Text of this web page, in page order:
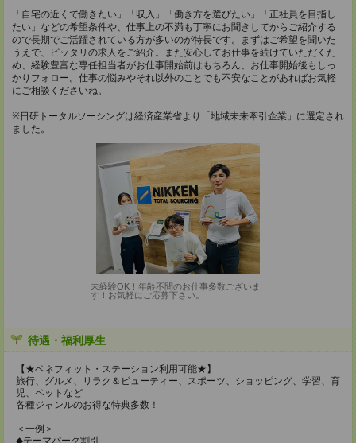
「自宅の近くで働きたい」「収入」「働き方を選びたい」「正社員を目指し
たい」などの希望条件や、仕事上の不満も丁寧にお聞きしてからご紹介する
ので長期でご活躍されている方が多いのが特長です。まずはご希望を聞いた
うえで、ピッタリの求人をご紹介。また安心してお仕事を続けていただくた
め、経験豊富な専任担当者がお仕事開始前はもちろん、お仕事開始後もしっ
かりフォロー。仕事の悩みやそれ以外のことでも不安なことがあればお気軽
にご相談くださいね。
※日研トータルソーシングは経済産業省より「地域未来牽引企業」に選定され
ました。
未経験OK！年齢不問のお仕事多数ございま
す！お気軽にご応募下さい。
待遇・福利厚生
【★ベネフィット・ステーション利用可能★】
旅行、グルメ、リラク＆ビューティー、スポーツ、ショッピング、学習、育
児、ペットなど
各種ジャンルのお得な特典多数！
＜一例＞
◆テーマパーク割引